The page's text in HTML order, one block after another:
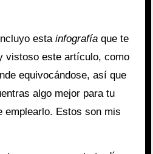
esta infografíaque te
vistoso este artículo, como
equivocándose, así que
algo mejor para tu
emplearlo. Estos son mis